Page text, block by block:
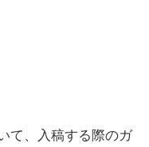
て、入稿する際のガ